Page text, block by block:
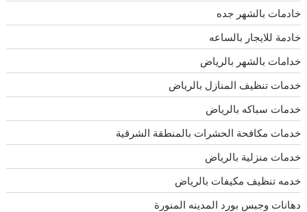
خادمات بالشهر جده
خادمة للايجار بالساعه
خدامات بالشهر بالرياض
خدمات تنظيف المنازل بالرياض
خدمات سباكه بالرياض
خدمات مكافحة الحشرات بالمنطقة الشرقية
خدمات منزلية بالرياض
خدمه تنظيف مكيفات بالرياض
دهانات وجبس بورد المدينه المنورة